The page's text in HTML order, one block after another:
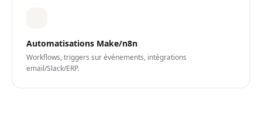
Automatisations Make/n8n
Workflows, triggers sur événements, intégrations
email/Slack/ERP.